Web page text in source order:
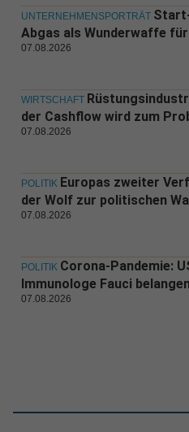
UNTERNEHMENSPORTRÄT
Abgas als Wunderwaffe
07.08.2026
WIRTSCHAFT
der Cashflow wird zum
07.08.2026
POLITIK Europas zweiter
der Wolf zur politischen
07.08.2026
POLITIK Corona-Pandemie:
Immunologe Fauci belangen
07.08.2026